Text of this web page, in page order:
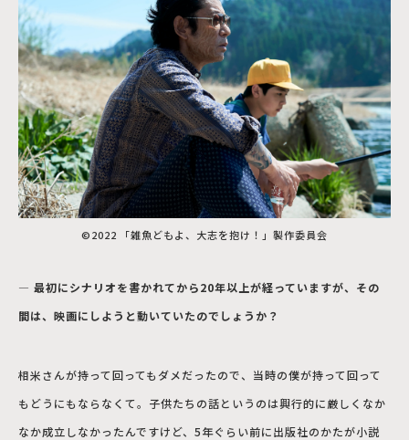
©2022 「雑魚どもよ、大志を抱け！」製作委員会
― 最初にシナリオを書かれてから20年以上が経っていますが、その
間は、映画にしようと動いていたのでしょうか？
相米さんが持って回ってもダメだったので、当時の僕が持って回って
もどうにもならなくて。子供たちの話というのは興行的に厳しくなか
なか成立しなかったんですけど、5年ぐらい前に出版社のかたが小説